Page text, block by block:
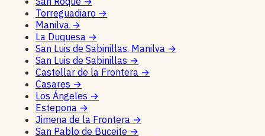
Torreguadiaro →
Manilva →
La Duquesa →
San Luis de Sabinillas, Manilva →
San Luis de Sabinillas →
Castellar de la Frontera →
Casares →
Los Ángeles →
Estepona →
Jimena de la Frontera →
San Pablo de Buceite →